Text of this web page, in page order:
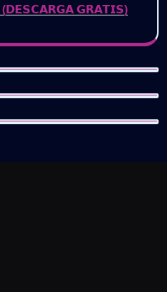
(𝗗𝗘𝗦𝗖𝗔𝗥𝗚𝗔 𝗚𝗥𝗔𝗧𝗜𝗦)